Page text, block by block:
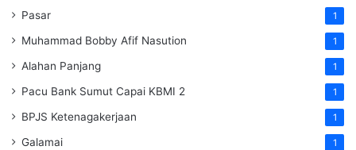
Pasar 1
Muhammad Bobby Afif Nasution 1
Alahan Panjang 1
Pacu Bank Sumut Capai KBMI 2 1
BPJS Ketenagakerjaan 1
Galamai 1